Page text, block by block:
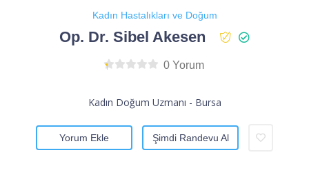
Kadın Hastalıkları ve Doğum
Op. Dr. Sibel Akesen
0 Yorum
Kadın Doğum Uzmanı - Bursa
Yorum Ekle Şimdi Randevu Al